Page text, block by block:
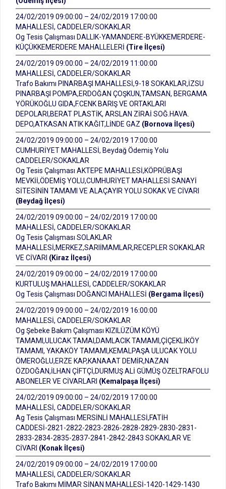
24/02/2019 09:00:00 – 24/02/2019 17:00:00
MAHALLESİ, CADDELER/SOKAKLAR
Og Tesis Çalışması DALLIK-YAMANDERE-BYÜKKEMERDERE-
KÜÇÜKKEMERDERE MAHALLELERİ (Tire İlçesi)
24/02/2019 09:00:00 – 24/02/2019 11:00:00
MAHALLESİ, CADDELER/SOKAKLAR
Trafo Bakımı PINARBAŞI MAHALLESİ,9-18 SOKAKLAR,İZSU
PINARBAŞI POMPA,ERDOĞAN ÇOŞKUN,TAMSAN, BERGAMA
YÖRÜKOĞLU GIDA,F.CENK BARIŞ VE ORTAKLARI
DEPOLARI,BERAT PLASTİK, ARSLAN ZİRAİ SOĞ.HAVA.
DEPO,ATKASAN ATIK KAĞIT,LİNDE GAZ (Bornova İlçesi)
24/02/2019 09:00:00 – 24/02/2019 17:00:00
CUMHURİYET MAHALLESİ, Beydağ Ödemiş Yolu
CADDELER/SOKAKLAR
Og Tesis Çalışması AKTEPE MAHALLESİ,KÖPRÜBAŞI
MEVKİİ,ÖDEMİŞ YOLU,CUMHURİYET MAHALLESİ SANAYİ
SİTESİNİN TAMAMI VE ALAÇAYIR YOLU SOKAK VE CİVARI
(Beydağ İlçesi)
24/02/2019 09:00:00 – 24/02/2019 17:00:00
MAHALLESİ, CADDELER/SOKAKLAR
Og Tesis Çalışması SOLAKLAR
MAHALLESİ,MERKEZ,SARIİMAMLAR,RECEPLER SOKAKLAR
VE CİVARI (Kiraz İlçesi)
24/02/2019 09:00:00 – 24/02/2019 17:00:00
KURTULUŞ MAHALLESİ, CADDELER/SOKAKLAR
Og Tesis Çalışması DOĞANCI MAHALLESİ (Bergama İlçesi)
24/02/2019 09:00:00 – 24/02/2019 16:00:00
MAHALLESİ, CADDELER/SOKAKLAR
Og Şebeke Bakım Çalışması KIZILÜZÜM KÖYÜ
TAMAMI,ULUCAK TAMAI,DAMLACIK TAMAMI,ÇİÇEKLİKÖY
TAMAMI, YAKAKÖY TAMAMI,KEMALPAŞA ULUCAK YOLU
ÖMEROĞLU,ERZE KAP,KANAAAT DEMİR,NAZAN
ÖZDOĞAN,İLHAN ÇİFTÇİ,DURMUŞ ALİ GÜMÜŞ ÖZELTRAFOLU
ABONELER VE CİVARLARI (Kemalpaşa İlçesi)
24/02/2019 09:00:00 – 24/02/2019 17:00:00
MAHALLESİ, CADDELER/SOKAKLAR
Ag Tesis Çalışması MERSİNLİ MAHALLESİ,FATİH
CADDESİ-2821-2822-2823-2826-2828-2829-2830-2831-
2833-2834-2835-2837-2841-2842-2843 SOKAKLAR VE
CİVARI (Konak İlçesi)
24/02/2019 09:00:00 – 24/02/2019 17:00:00
MAHALLESİ, CADDELER/SOKAKLAR
Trafo Bakımı MİMAR SİNAN MAHALLESİ-1420-1429-1430